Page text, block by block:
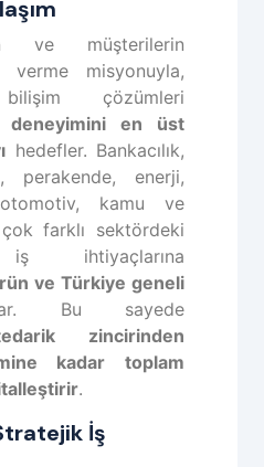
ve müşterilerin
verme misyonuyla,
çözümleri
deneyimini en üst
hedefler. Bankacılık,
perakende, enerji,
kamu ve
farklı sektördeki
iş ihtiyaçlarına
ve Türkiye geneli
Bu sayede
zincirinden
kadar toplam
.
İş